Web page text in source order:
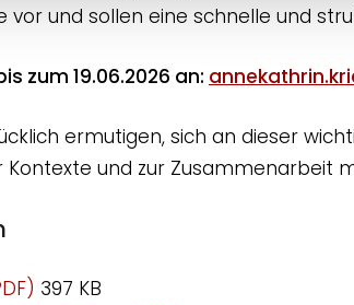
vor und sollen eine schnelle und
zum 19.06.2026 an:
ermutigen, sich an dieser
und zur Zusammenarbeit
397 KB